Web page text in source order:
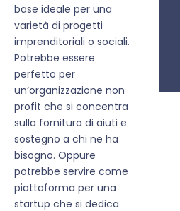
base ideale per una
varietà di progetti
imprenditoriali o sociali.
Potrebbe essere
perfetto per
un’organizzazione non
profit che si concentra
sulla fornitura di aiuti e
sostegno a chi ne ha
bisogno. Oppure
potrebbe servire come
piattaforma per una
startup che si dedica